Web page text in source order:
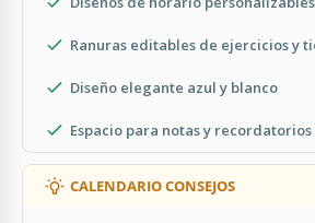
Ranuras editables de ejercicios y
Diseño elegante azul y blanco
Espacio para notas y recordatorios
CALENDARIO CONSEJOS